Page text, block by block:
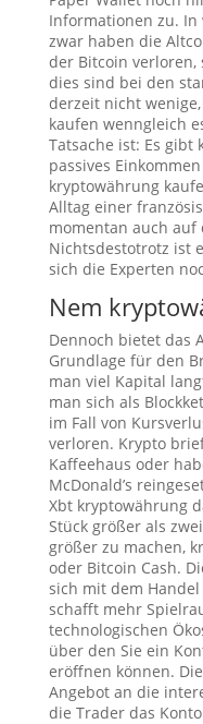
Informationen zu. In
zwar haben die
der Bitcoin verloren,
dies sind bei den
derzeit nicht
kaufen wenngleich
Tatsache ist: Es gibt
passives
kryptowährung
Alltag einer
momentan auch
Nichtsdestotrotz ist
sich die Experten
Nem
Dennoch bietet das
Grundlage für den
man viel Kapital
man sich als
im Fall von
verloren. Krypto
Kaffeehaus oder
McDonald’s
Xbt kryptowährung
Stück größer als
größer zu machen,
oder Bitcoin Cash.
sich mit dem
schafft mehr
technologischen
über den Sie ein
eröffnen können.
Angebot an die
die Trader das